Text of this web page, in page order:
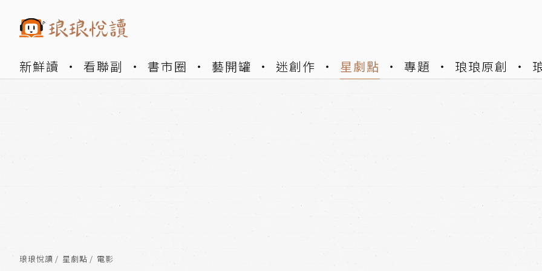
新鮮讀 看聯副 書市圈 藝開罐 迷創作 星劇點 專題 琅琅原創
琅琅悅讀 星劇點 電影